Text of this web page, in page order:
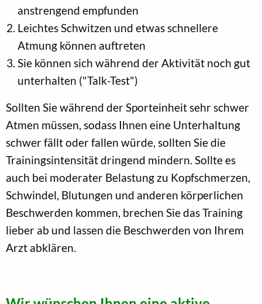
anstrengend empfunden
Leichtes Schwitzen und etwas schnellere
Atmung können auftreten
Sie können sich während der Aktivität noch gut
unterhalten ("Talk-Test")
Sollten Sie während der Sporteinheit sehr schwer
Atmen müssen, sodass Ihnen eine Unterhaltung
schwer fällt oder fallen würde, sollten Sie die
Trainingsintensität dringend mindern. Sollte es
auch bei moderater Belastung zu Kopfschmerzen,
Schwindel, Blutungen und anderen körperlichen
Beschwerden kommen, brechen Sie das Training
lieber ab und lassen die Beschwerden von Ihrem
Arzt abklären.